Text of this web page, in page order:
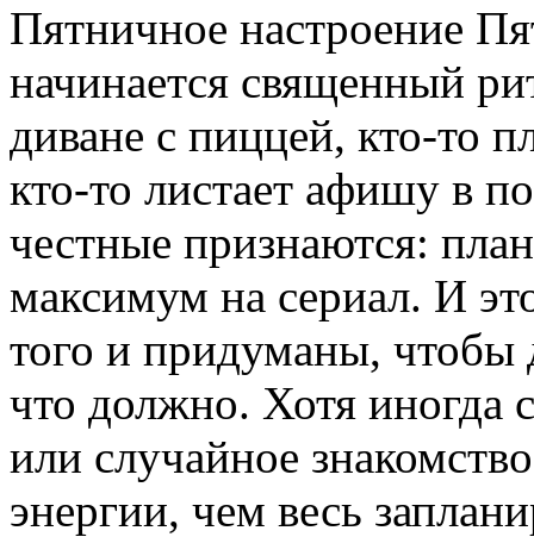
Пятничное настроение
начинается священный
диване с пиццей, кто-то
кто-то листает афишу в
честные признаются:
максимум на сериал. И
того и придуманы, чтобы
что должно. Хотя иногда
или случайное
энергии, чем весь